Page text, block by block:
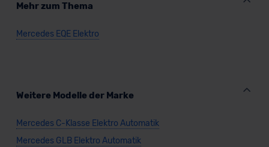
Mehr zum Thema
Mercedes EQE Elektro
Weitere Modelle der Marke
Mercedes C-Klasse Elektro Automatik
Mercedes GLB Elektro Automatik